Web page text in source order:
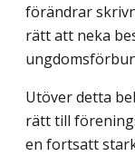
förändrar
rätt att neka
Utöver detta
rätt till
en fortsatt